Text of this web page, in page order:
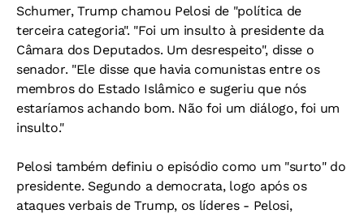
Schumer, Trump chamou Pelosi de "política de
terceira categoria". "Foi um insulto à presidente da
Câmara dos Deputados. Um desrespeito", disse o
senador. "Ele disse que havia comunistas entre os
membros do Estado Islâmico e sugeriu que nós
estaríamos achando bom. Não foi um diálogo, foi um
insulto."
Pelosi também definiu o episódio como um "surto" do
presidente. Segundo a democrata, logo após os
ataques verbais de Trump, os líderes - Pelosi,